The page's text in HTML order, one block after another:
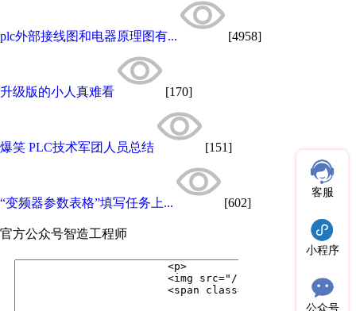
plc外部接线图和电器原理图有... [4958]
升级版的小人真难看 [170]
爆笑 PLC技术军团人员总结 [151]
“变频器参数表格”填写任务上... [602]
官方公众号智造工程师
客服
小程序
公众号